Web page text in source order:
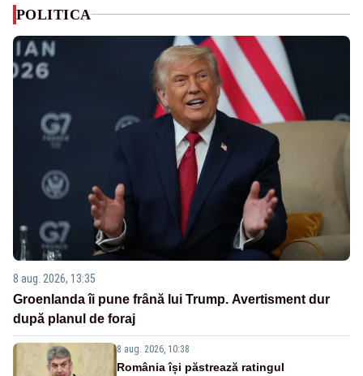
POLITICA
8 aug. 2026, 13:35
Groenlanda îi pune frână lui Trump. Avertisment dur
după planul de foraj
8 aug. 2026, 10:38
România își păstrează ratingul